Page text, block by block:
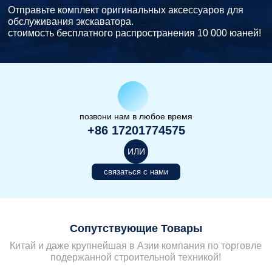
Отправьте комплект оригинальных аксессуаров для
обслуживания экскаватора.
стоимость бесплатного распространения 10 000 юаней!
позвони нам в любое время
+86 17201774575
ИЛИ
связаться с нами
Сопутствующие Товары
Китай и даже крупнейшая в Азии компания по торговле
подержанной строительной техникой!